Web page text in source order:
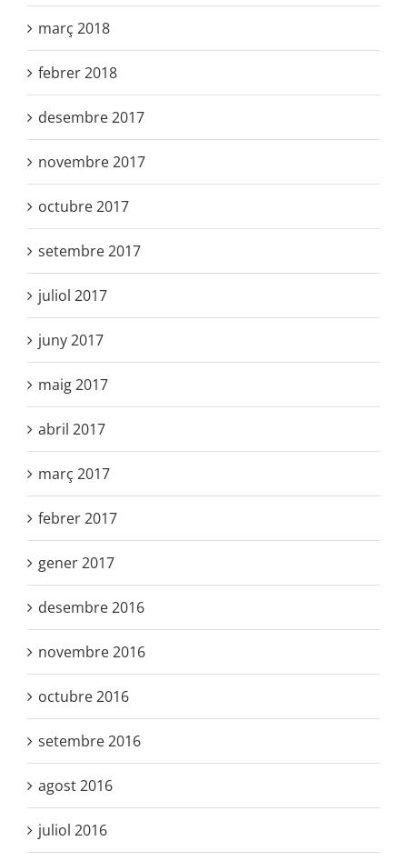
març 2018
febrer 2018
desembre 2017
novembre 2017
octubre 2017
setembre 2017
juliol 2017
juny 2017
maig 2017
abril 2017
març 2017
febrer 2017
gener 2017
desembre 2016
novembre 2016
octubre 2016
setembre 2016
agost 2016
juliol 2016